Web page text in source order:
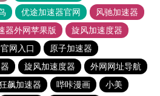
优途加速器官网
风驰加速器
器外网苹果版
旋风加速度器
网入口
原子加速器
旋风加速度器
外网网址导航
飙加速器 哔咔漫画
小美